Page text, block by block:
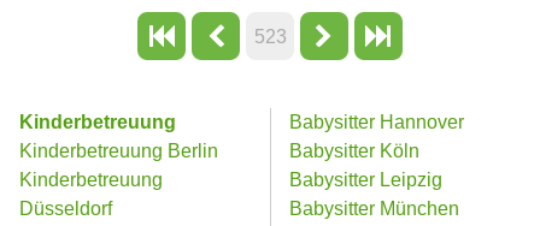
523
Kinderbetreuung
Kinderbetreuung Berlin
Kinderbetreuung
Düsseldorf
Babysitter Hannover
Babysitter Köln
Babysitter Leipzig
Babysitter München